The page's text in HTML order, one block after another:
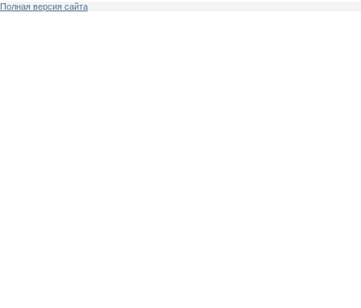
Полная версия сайта